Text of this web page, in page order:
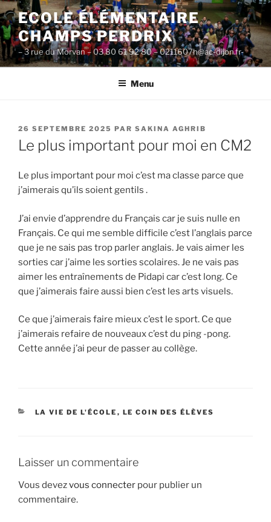
Aller
au
contenu
principal
ECOLE ÉLÉMENTAIRE
CHAMPS PERDRIX
– 3 rue du Morvan – 03 80 61 92 80 – 0211607h@ac-dijon.fr-
Menu
PUBLIÉ
LE
26 SEPTEMBRE 2025 PAR SAKINA AGHRIB
Le plus important pour moi en CM2
Le plus important pour moi c’est ma classe parce que
j’aimerais qu’ils soient gentils .
J’ai envie d’apprendre du Français car je suis nulle en
Français. Ce qui me semble difficile c’est l’anglais parce
que je ne sais pas trop parler anglais. Je vais aimer les
sorties car j’aime les sorties scolaires. Je ne vais pas
aimer les entraînements de Pidapi car c’est long. Ce
que j’aimerais faire aussi bien c’est les arts visuels.
Ce que j’aimerais faire mieux c’est le sport. Ce que
j’aimerais refaire de nouveaux c’est du ping -pong.
Cette année j’ai peur de passer au collège.
CATÉGORIES
LA VIE DE L'ÉCOLE , LE COIN DES ÉLÈVES
Laisser un commentaire
Vous devezvous connecter pour publier un
commentaire.